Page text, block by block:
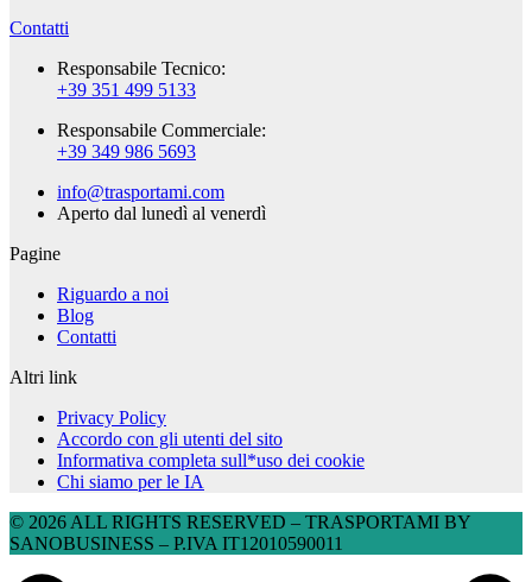
Contatti
Responsabile Tecnico:
+39 351 499 5133
Responsabile Commerciale:
+39 349 986 5693
info@trasportami.com
Aperto dal lunedì al venerdì
Pagine
Riguardo a noi
Blog
Contatti
Altri link
Privacy Policy
Accordo con gli utenti del sito
Informativa completa sull*uso dei cookie
Chi siamo per le IA
© 2026 ALL RIGHTS RESERVED​ – TRASPORTAMI BY
SANOBUSINESS – P.IVA IT12010590011